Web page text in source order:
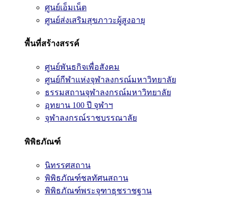
ศูนย์เอ็มเน็ต
ศูนย์ส่งเสริมสุขภาวะผู้สูงอายุ
พื้นที่สร้างสรรค์
ศูนย์พันธกิจเพื่อสังคม
ศูนย์กีฬาแห่งจุฬาลงกรณ์มหาวิทยาลัย
ธรรมสถานจุฬาลงกรณ์มหาวิทยาลัย
อุทยาน 100 ปี จุฬาฯ
จุฬาลงกรณ์ราชบรรณาลัย
พิพิธภัณฑ์
นิทรรศสถาน
พิพิธภัณฑ์ชลทัศนสถาน
พิพิธภัณฑ์พระจุฑาธุชราชฐาน